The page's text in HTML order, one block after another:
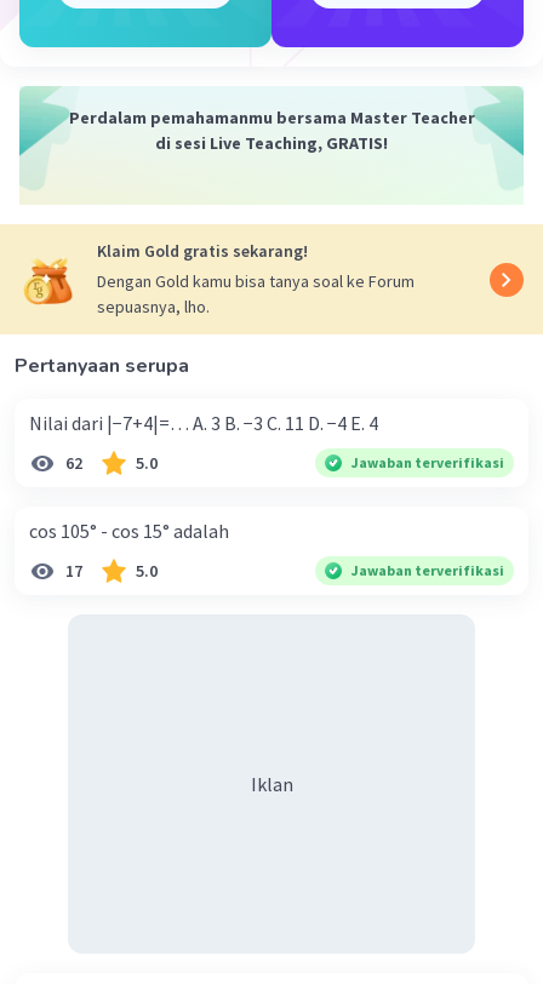
Jadi, x = 6, y = 4
Perdalam pemahamanmu bersama Master Teacher
di sesi Live Teaching, GRATIS!
Klaim Gold gratis sekarang!
Dengan Gold kamu bisa tanya soal ke Forum
sepuasnya, lho.
Pertanyaan serupa
Nilai dari |−7+4|=… A. 3 B. −3 C. 11 D. −4 E. 4
62 5.0 Jawaban terverifikasi
cos 105° - cos 15° adalah
17 5.0 Jawaban terverifikasi
Iklan